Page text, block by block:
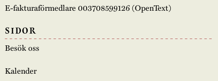
E-fakturaförmedlare 003708599126 (OpenText)
SIDOR
Besök oss
Kalender